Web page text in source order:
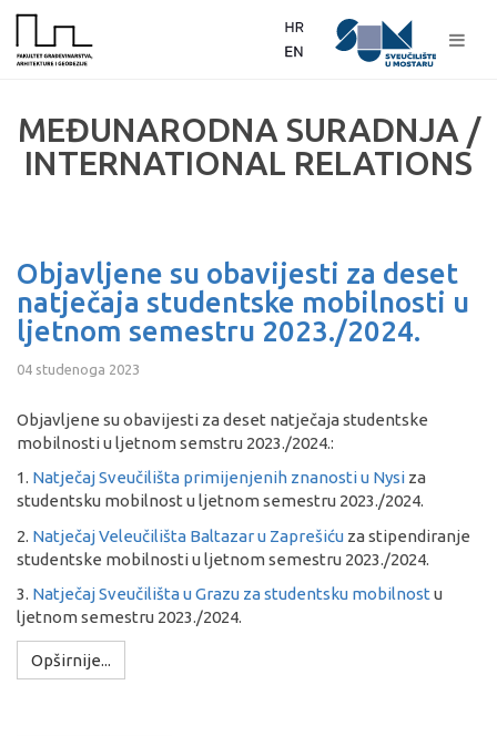
MEĐUNARODNA SURADNJA /
INTERNATIONAL RELATIONS
Objavljene su obavijesti za deset
natječaja studentske mobilnosti u
ljetnom semestru 2023./2024.
04 studenoga 2023
Objavljene su obavijesti za deset natječaja studentske
mobilnosti u ljetnom semstru 2023./2024.:
1. Natječaj Sveučilišta primijenjenih znanosti u Nysi za
studentsku mobilnost u ljetnom semestru 2023./2024.
2. Natječaj Veleučilišta Baltazar u Zaprešiću za stipendiranje
studentske mobilnosti u ljetnom semestru 2023./2024.
3. Natječaj Sveučilišta u Grazu za studentsku mobilnost u
ljetnom semestru 2023./2024.
Opširnije...